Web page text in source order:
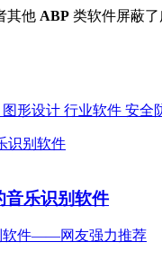
其他 ABP 类软件屏蔽
图形设计 行业软件 安全
音乐识别软件
软件——网友强力推荐